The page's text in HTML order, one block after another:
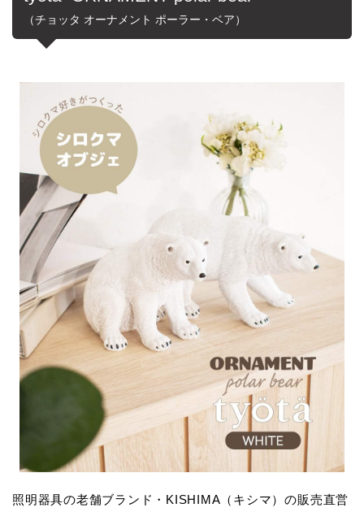
（チョッタ オーナメント ポーラー・ベア）
照明器具の老舗ブランド・KISHIMA（キシマ）の販売直営